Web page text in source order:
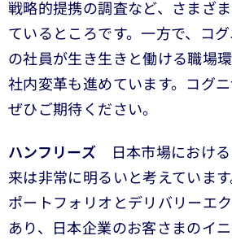
戦略的提携の調査など、さまざ
ているところです。一方で、コ
の社員が生き生きと働ける職場
社内変革も進めています。コグ
ぜひご期待ください。
ハンフリーズ 日本市場におけ
来は非常に明るいと考えていま
ポートフォリオとデリバリーエ
あり、日本企業のお客さまのイ